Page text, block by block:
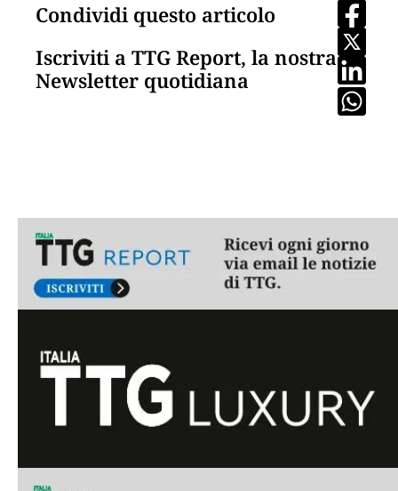
Condividi questo articolo
Iscriviti a TTG Report, la nostra
Newsletter quotidiana